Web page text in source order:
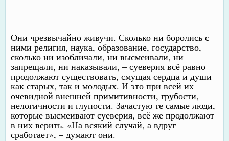
Они чрезвычайно живучи. Сколько ни боролись с
ними религия, наука, образование, государство,
сколько ни изобличали, ни высмеивали, ни
запрещали, ни наказывали, – суеверия всё равно
продолжают существовать, смущая сердца и души
как старых, так и молодых. И это при всей их
очевидной внешней примитивности, грубости,
нелогичности и глупости. Зачастую те самые люди,
которые высмеивают суеверия, всё же продолжают
в них верить. «На всякий случай, а вдруг
сработает», – думают они.